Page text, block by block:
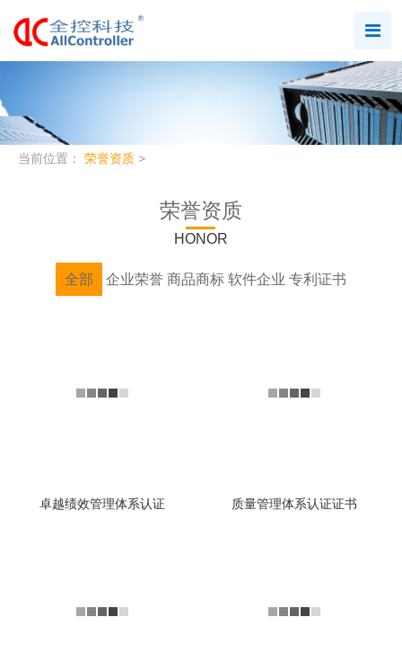
当前位置： 荣誉资质>
荣誉资质
HONOR
全部 企业荣誉 商品商标 软件企业 专利证书
卓越绩效管理体系认证 质量管理体系认证证书